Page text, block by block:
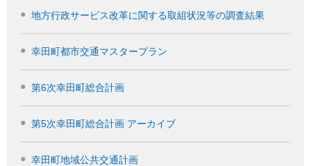
地方行政サービス改革に関する取組状況等の調査結果
幸田町都市交通マスタープラン
第6次幸田町総合計画
第5次幸田町総合計画 アーカイブ
幸田町地域公共交通計画